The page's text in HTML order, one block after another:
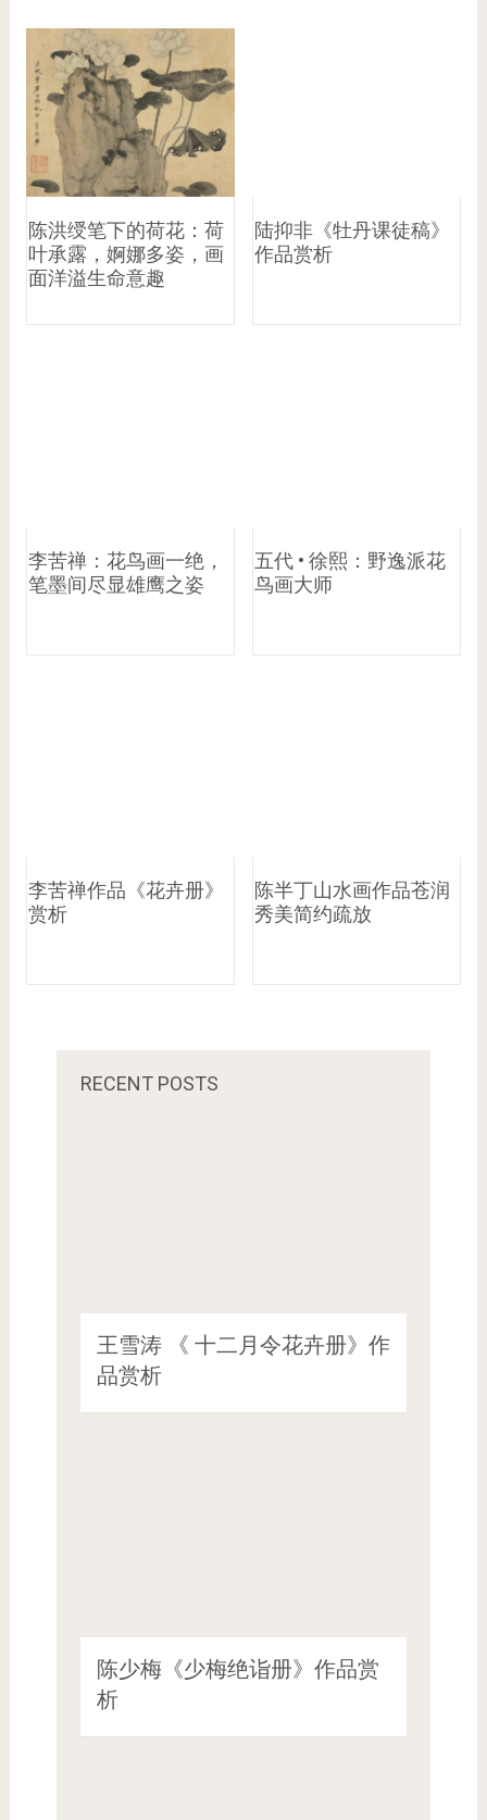
陈洪绶笔下的荷花：荷
叶承露，婀娜多姿，画
面洋溢生命意趣
陆抑非《牡丹课徒稿》
作品赏析
李苦禅：花鸟画一绝，
笔墨间尽显雄鹰之姿
五代 • 徐熙：野逸派花
鸟画大师
李苦禅作品《花卉册》
赏析
陈半丁山水画作品苍润
秀美简约疏放
RECENT POSTS
王雪涛 《 十二月令花卉册》作
品赏析
陈少梅《少梅绝诣册》作品赏
析